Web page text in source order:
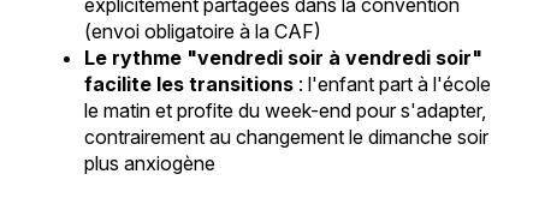
explicitement partagées dans la convention
(envoi obligatoire à la CAF)
Le rythme "vendredi soir à vendredi soir"
facilite les transitions: l'enfant part à l'école
le matin et profite du week-end pour s'adapter,
contrairement au changement le dimanche soir
plus anxiogène